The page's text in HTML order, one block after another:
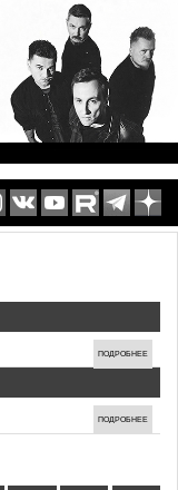
ПОДРОБНЕЕ
ПОДРОБНЕЕ